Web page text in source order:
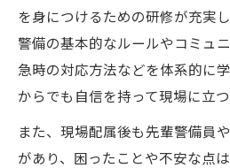
を身につけるための研修が充実
警備の基本的なルールやコミュ
急時の対応方法などを体系的に
からでも自信を持って現場に立つ
また、現場配属後も先輩警備員
があり、困ったことや不安な点